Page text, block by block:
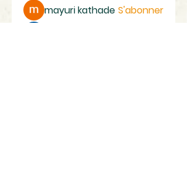
mayuri kathade S'abonner